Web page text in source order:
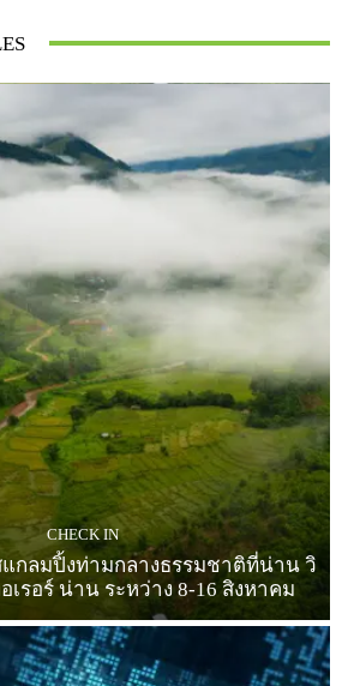
CHECK IN
ลมปิ้งท่ามกลางธรรมชาติที่น่าน วิ
เรอร์ น่าน ระหว่าง 8-16 สิงหาคม